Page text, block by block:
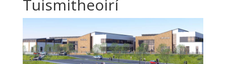
Tuismitheoirí